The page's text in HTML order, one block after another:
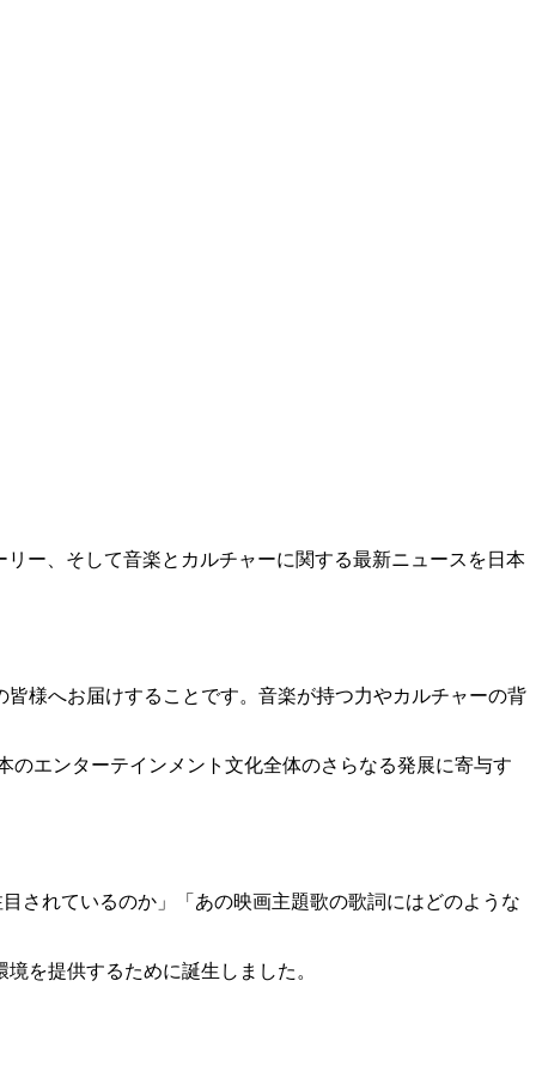
リー、そして音楽とカルチャーに関する最新ニュースを日本
様へお届けすることです。音楽が持つ力やカルチャーの背
のエンターテインメント文化全体のさらなる発展に寄与す
されているのか」「あの映画主題歌の歌詞にはどのような
を提供するために誕生しました。